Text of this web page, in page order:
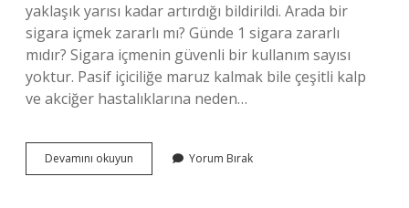
yaklaşık yarısı kadar artırdığı bildirildi. Arada bir
sigara içmek zararlı mı? Günde 1 sigara zararlı
mıdır? Sigara içmenin güvenli bir kullanım sayısı
yoktur. Pasif içiciliğe maruz kalmak bile çeşitli kalp
ve akciğer hastalıklarına neden…
Devamını okuyun
Az
Yorum Bırak